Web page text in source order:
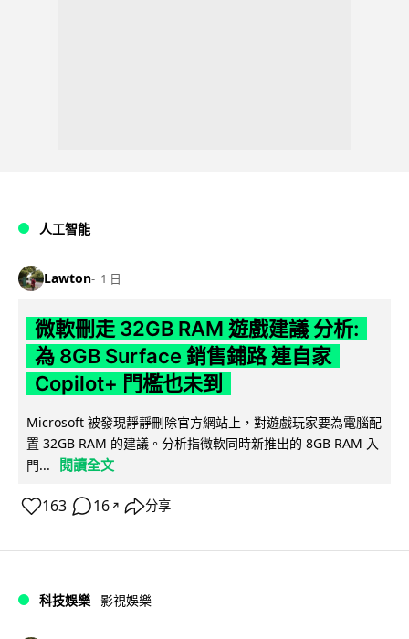
人工智能
Lawton 1 日
微軟刪走 32GB RAM 遊戲建議 分析:
為 8GB Surface 銷售鋪路 連自家
Copilot+ 門檻也未到
Microsoft 被發現靜靜刪除官方網站上，對遊戲玩家要為電腦配
置 32GB RAM 的建議。分析指微軟同時新推出的 8GB RAM 入
門...
閱讀全文
163 16 ↗ 分享
科技娛樂 影視娛樂